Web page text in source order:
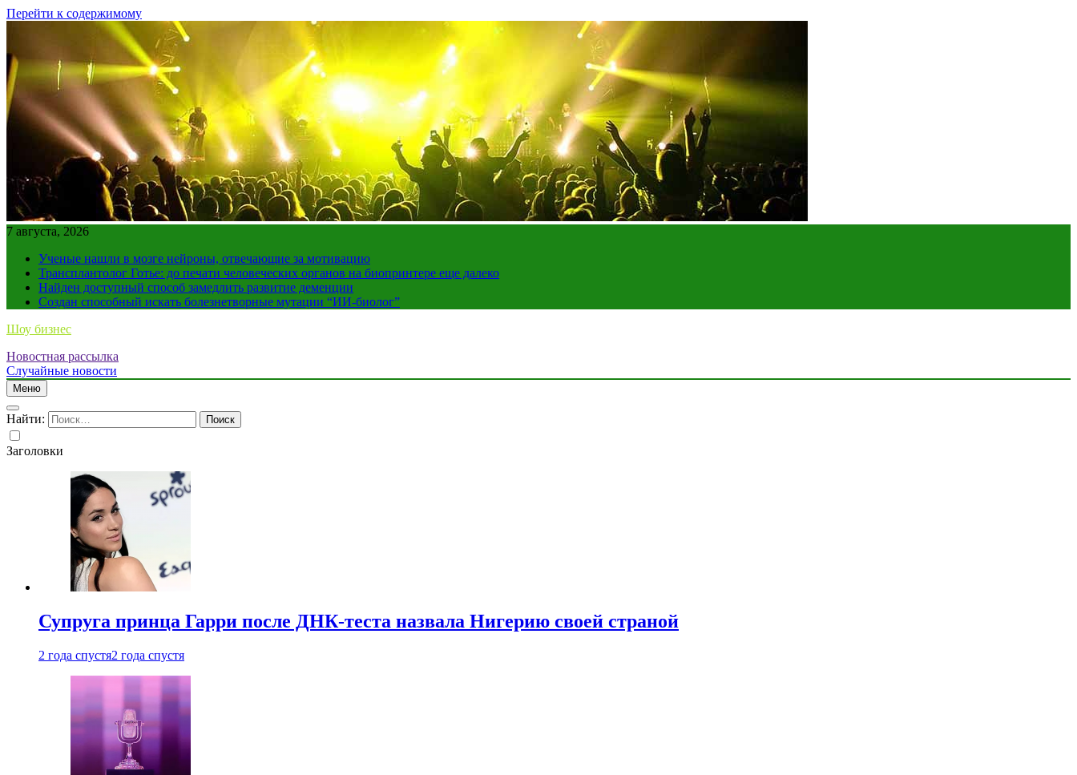
Перейти к содержимому
7 августа, 2026
Ученые нашли в мозге нейроны, отвечающие за мотивацию
Трансплантолог Готье: до печати человеческих органов на биопринтере еще далеко
Найден доступный способ замедлить развитие деменции
Создан способный искать болезнетворные мутации “ИИ-биолог”
Шоу бизнес
Новостная рассылка
Случайные новости
Меню
Найти:
Заголовки
Супруга принца Гарри после ДНК-теста назвала Нигерию своей страной
2 года спустя2 года спустя